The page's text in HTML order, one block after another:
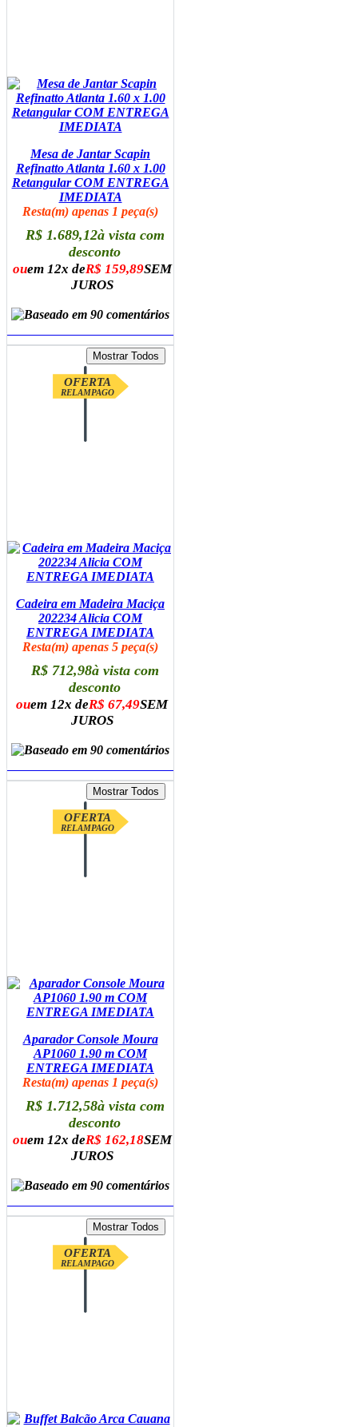
Mesa de Jantar Scapin
Refinatto Atlanta 1.60 x 1.00
Retangular COM ENTREGA
IMEDIATA
Resta(m) apenas 1 peça(s)
R$ 1.689,12à vista com
desconto
ouem 12x deR$ 159,89SEM
JUROS
OFERTA
RELAMPAGO
Cadeira em Madeira Maciça
202234 Alicia COM
ENTREGA IMEDIATA
Resta(m) apenas 5 peça(s)
R$ 712,98à vista com
desconto
ouem 12x deR$ 67,49SEM
JUROS
OFERTA
RELAMPAGO
Aparador Console Moura
AP1060 1.90 m COM
ENTREGA IMEDIATA
Resta(m) apenas 1 peça(s)
R$ 1.712,58à vista com
desconto
ouem 12x deR$ 162,18SEM
JUROS
OFERTA
RELAMPAGO